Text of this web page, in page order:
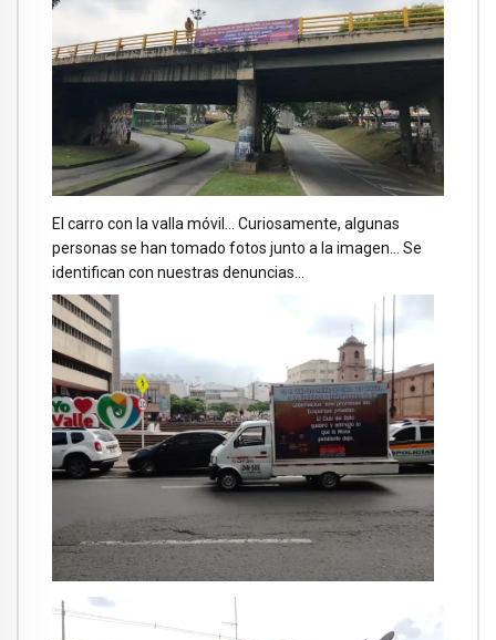
El carro con la valla móvil… Curiosamente, algunas
personas se han tomado fotos junto a la imagen… Se
identifican con nuestras denuncias…